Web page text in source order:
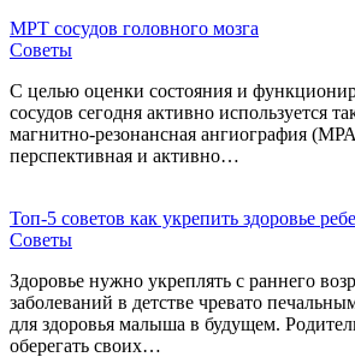
МРТ сосудов головного мозга
Советы
С целью оценки состояния и
сосудов сегодня активно используется
магнитно-резонансная ангиография
перспективная и активно…
Топ-5 советов как укрепить здоровье
Советы
Здоровье нужно укреплять с раннего
заболеваний в детстве чревато
для здоровья малыша в будущем.
оберегать своих…